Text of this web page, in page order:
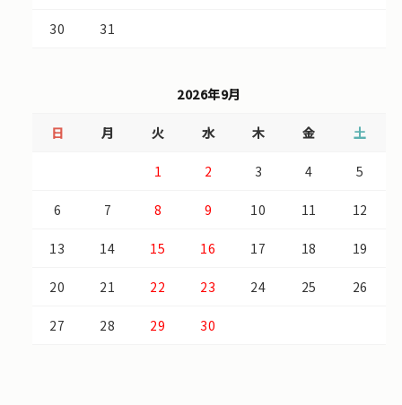
30 31
2026年9月
日 月 火 水 木 金 土
1 2 3 4 5
6 7 8 9 10 11 12
13 14 15 16 17 18 19
20 21 22 23 24 25 26
27 28 29 30